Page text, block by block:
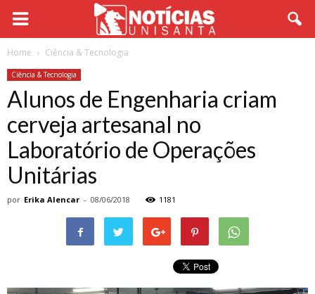
Home Ciência & Tecnologia
Ciência & Tecnologia
Alunos de Engenharia criam
cerveja artesanal no
Laboratório de Operações
Unitárias
por Erika Alencar - 08/06/2018 1181